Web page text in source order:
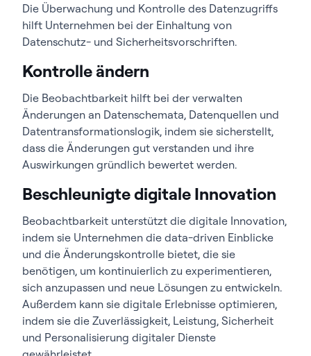
Die Überwachung und Kontrolle des Datenzugriffs
hilft Unternehmen bei der Einhaltung von
Datenschutz- und Sicherheitsvorschriften.
Kontrolle ändern
Die Beobachtbarkeit hilft bei der verwalten
Änderungen an Datenschemata, Datenquellen und
Datentransformationslogik, indem sie sicherstellt,
dass die Änderungen gut verstanden und ihre
Auswirkungen gründlich bewertet werden.
Beschleunigte digitale Innovation
Beobachtbarkeit unterstützt die digitale Innovation,
indem sie Unternehmen die data-driven Einblicke
und die Änderungskontrolle bietet, die sie
benötigen, um kontinuierlich zu experimentieren,
sich anzupassen und neue Lösungen zu entwickeln.
Außerdem kann sie digitale Erlebnisse optimieren,
indem sie die Zuverlässigkeit, Leistung, Sicherheit
und Personalisierung digitaler Dienste